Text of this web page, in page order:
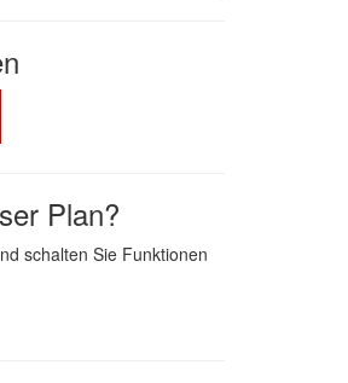
Plan?
schalten Sie Funktionen